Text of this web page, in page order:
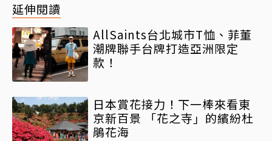
延伸閱讀
AllSaints台北城市T恤、菲董
潮牌聯手台牌打造亞洲限定
款！
日本賞花接力！下一棒來看東
京新百景 「花之寺」的繽紛杜
鵑花海